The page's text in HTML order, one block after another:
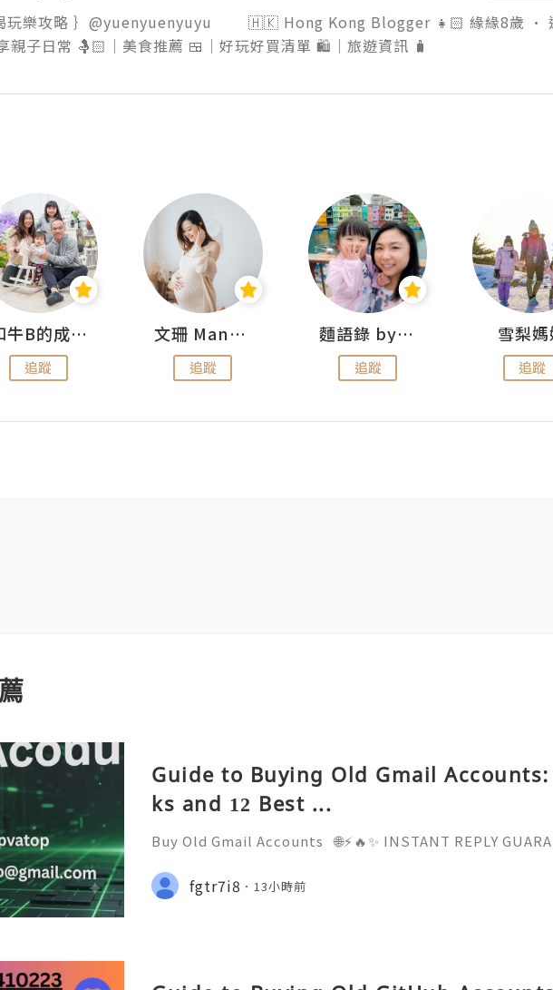
玩樂攻略 ｝@yuenyuenyuyu        🇭🇰 Hong Kong Blogger 👧🏻 緣緣8歲 •
親子日常 🤱🏻｜美食推薦 🍱｜好玩好買清單 🛍️｜旅遊資訊 🧳
和牛B的成長日記
追蹤
文珊 ManShan
追蹤
麵語錄 by Aminn
追蹤
雪梨媽
追蹤
Guide to Buying Old Gmail Accounts:
ks and 12 Best ...
Buy Old Gmail Accounts 🌐⚡️🔥✨ INSTANT REPLY
sername: @getpvatop ⚡️📧💌📨 Email:
⚡️💜💬🎧 Discord Community: getpvatop ⚡️🌍🔗💻 W
fgtr7i8 13小時前